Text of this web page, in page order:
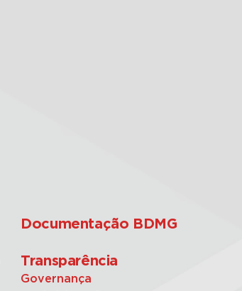
Documentação BDMG
Transparência
Governança